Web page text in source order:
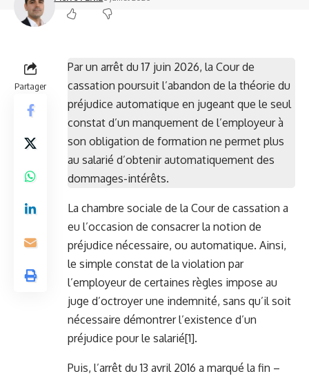
Partager
Par un arrêt du 17 juin 2026, la Cour de
cassation poursuit l’abandon de la théorie du
préjudice automatique en jugeant que le seul
constat d’un manquement de l’employeur à
son obligation de formation ne permet plus
au salarié d’obtenir automatiquement des
dommages-intérêts.
La chambre sociale de la Cour de cassation a
eu l’occasion de consacrer la notion de
préjudice nécessaire, ou automatique. Ainsi,
le simple constat de la violation par
l’employeur de certaines règles impose au
juge d’octroyer une indemnité, sans qu’il soit
nécessaire démontrer l’existence d’un
préjudice pour le salarié[1].
Puis, l’arrêt du 13 avril 2016 a marqué la fin –